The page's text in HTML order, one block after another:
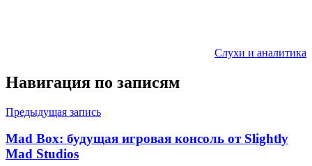
Слухи и аналитика
Навигация по записям
Предыдущая запись
Mad Box: будущая игровая консоль от Slightly
Mad Studios